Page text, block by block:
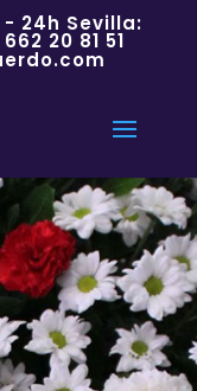
- 24h Sevilla:
662 20 81 51